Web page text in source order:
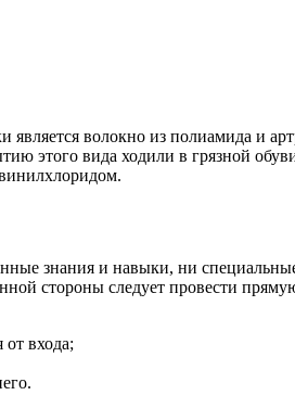
волокно из полиамида и
этого вида ходили в грязной
знания и навыки, ни
стороны следует провести
входа;